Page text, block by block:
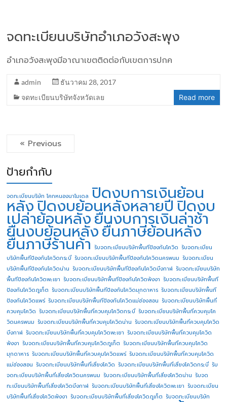
จดทะเบียนบริษัทอำเภอวังสะพุง
อำเภอวังสะพุงมีอาณาเขตติดต่อกับเขตการปกค
admin
ธันวาคม 28, 2017
จดทะเบียนบริษัทจังหวัดเลย
Read more
« Previous
ป้ายกำกับ
จดทะเบียนบริษัท โคกหนองนาโมเดล ปิดงบการเงินย้อน
หลังปิดงบย้อนหลังหลายปี ปิดงบ
เปล่าย้อนหลังยื่นงบการเงินล่าช้า
ยื่นงบย้อนหลังยื่นภาษีย้อนหลัง
ยื่นภาษีร้านค้า รับจดทะเบียนบริษัทพื้นทีป้องกันโควิด รับจดทะเบียน
บริษัทพื้นทีป้องกันโควิดกระบี่ รับจดทะเบียนบริษัทพื้นทีป้องกันโควิดนครพนม รับจดทะเบียน
บริษัทพื้นทีป้องกันโควิดน่าน รับจดทะเบียนบริษัทพื้นทีป้องกันโควิดบึงกาฬ รับจดทะเบียนบริษัท
พื้นทีป้องกันโควิดพะเยา รับจดทะเบียนบริษัทพื้นทีป้องกันโควิดพังงา รับจดทะเบียนบริษัทพื้นที
ป้องกันโควิดภูเก็ต รับจดทะเบียนบริษัทพื้นทีป้องกันโควิดมุกดาหาร รับจดทะเบียนบริษัทพื้นที
ป้องกันโควิดแพร่ รับจดทะเบียนบริษัทพื้นทีป้องกันโควิดแม่ฮ่องสอน รับจดทะเบียนบริษัทพื้นที่
ควบคุมโควิด รับจดทะเบียนบริษัทพื้นที่ควบคุมโควิดกระบี่ รับจดทะเบียนบริษัทพื้นที่ควบคุมโค
วิดนครพนม รับจดทะเบียนบริษัทพื้นที่ควบคุมโควิดน่าน รับจดทะเบียนบริษัทพื้นที่ควบคุมโควิด
บึงกาฬ รับจดทะเบียนบริษัทพื้นที่ควบคุมโควิดพะเยา รับจดทะเบียนบริษัทพื้นที่ควบคุมโควิด
พังงา รับจดทะเบียนบริษัทพื้นที่ควบคุมโควิดภูเก็ต รับจดทะเบียนบริษัทพื้นที่ควบคุมโควิด
มุกดาหาร รับจดทะเบียนบริษัทพื้นที่ควบคุมโควิดแพร่ รับจดทะเบียนบริษัทพื้นที่ควบคุมโควิด
แม่ฮ่องสอน รับจดทะเบียนบริษัทพื้นที่เสี่ยงโควิด รับจดทะเบียนบริษัทพื้นที่เสี่ยงโควิดกระบี่ รับ
จดทะเบียนบริษัทพื้นที่เสี่ยงโควิดนครพนม รับจดทะเบียนบริษัทพื้นที่เสี่ยงโควิดน่าน รับจด
ทะเบียนบริษัทพื้นที่เสี่ยงโควิดบึงกาฬ รับจดทะเบียนบริษัทพื้นที่เสี่ยงโควิดพะเยา รับจดทะเบียน
บริษัทพื้นที่เสี่ยงโควิดพังงา รับจดทะเบียนบริษัทพื้นที่เสี่ยงโควิดภูเก็ต รับจดทะเบียนบริษัท